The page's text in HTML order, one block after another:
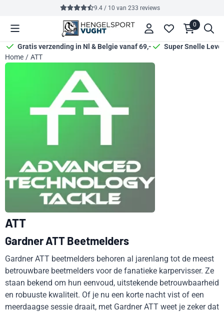
Cookievoorkeuren zijn momenteel gesloten.
9.4 / 10 van 233 reviews
0
Gratis verzending in Nl & Belgie vanaf 69,-
Super Snelle
Home / ATT
ATT
Gardner ATT Beetmelders
Gardner ATT beetmelders behoren al jarenlang tot de meest
betrouwbare beetmelders voor de fanatieke karpervisser. Ze
staan bekend om hun eenvoud, uitstekende betrouwbaarheid
en robuuste kwaliteit. Of je nu een korte nacht vist of een
meerdaagse sessie draait, met Gardner ATT weet je zeker dat